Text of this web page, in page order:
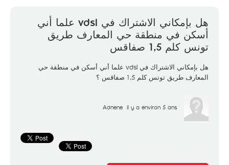
هل بإمكاني الاشتراك في vdsl علما أني
أسكن في منطقة حي المعارف طريق
تونس كلم 1,5 صفاقس
هل بإمكاني الاشتراك في vdsl علما أني أسكن في منطقة حي
المعارف طريق تونس كلم 1,5 صفاقس ؟
Adnene il y a environ 5 ans